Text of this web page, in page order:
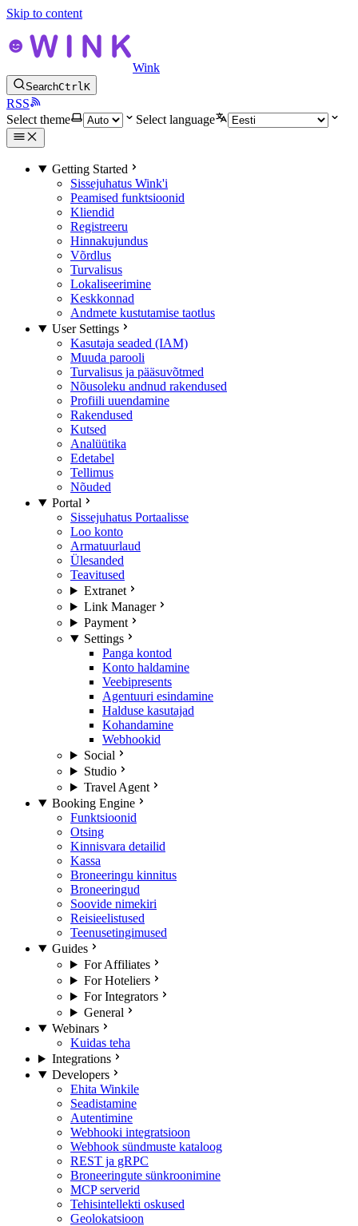
Skip to content
Wink
SearchCtrlK
RSS
Select theme
Select language
Getting Started
Sissejuhatus Wink'i
Peamised funktsioonid
Kliendid
Registreeru
Hinnakujundus
Võrdlus
Turvalisus
Lokaliseerimine
Keskkonnad
Andmete kustutamise taotlus
User Settings
Kasutaja seaded (IAM)
Muuda parooli
Turvalisus ja pääsuvõtmed
Nõusoleku andnud rakendused
Profiili uuendamine
Rakendused
Kutsed
Analüütika
Edetabel
Tellimus
Nõuded
Portal
Sissejuhatus Portaalisse
Loo konto
Armatuurlaud
Ülesanded
Teavitused
Extranet
Link Manager
Payment
Settings
Panga kontod
Konto haldamine
Veebipresents
Agentuuri esindamine
Halduse kasutajad
Kohandamine
Webhookid
Social
Studio
Travel Agent
Booking Engine
Funktsioonid
Otsing
Kinnisvara detailid
Kassa
Broneeringu kinnitus
Broneeringud
Soovide nimekiri
Reisieelistused
Teenusetingimused
Guides
For Affiliates
For Hoteliers
For Integrators
General
Webinars
Kuidas teha
Integrations
Developers
Ehita Winkile
Seadistamine
Autentimine
Webhooki integratsioon
Webhook sündmuste kataloog
REST ja gRPC
Broneeringute sünkroonimine
MCP serverid
Tehisintellekti oskused
Geolokatsioon